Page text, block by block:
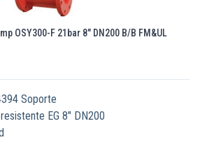
OSY300-F 21bar 8″ DN200 B/B FM&UL